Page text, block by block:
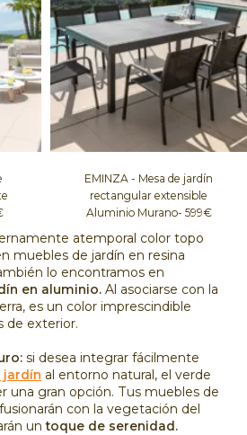
EMINZA - Mesa de jardín
rectangular extensible
Aluminio Murano- 599€
atemporal color topo
muebles de jardín en resina
lo encontramos en
en aluminio. Al asociarse con la
es un color imprescindible
de exterior.
si desea integrar fácilmente
jardín al entorno natural, el verde
una gran opción. Tus muebles de
con la vegetación del
un toque de serenidad.